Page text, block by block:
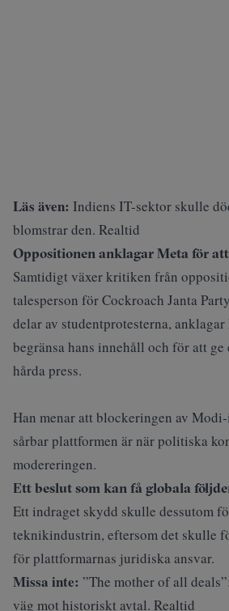
Läs även: Indiens IT-sektor skulle
blomstrar den. Realtid
Oppositionen anklagar Meta för
Samtidigt växer kritiken från
talesperson för Cockroach Janta
delar av studentprotesterna,
begränsa hans innehåll och för att
hårda press.
Han menar att blockeringen av
sårbar plattformen är när politiska
modereringen.
Ett beslut som kan få globala
Ett indraget skydd skulle dessutom
teknikindustrin, eftersom det skulle
för plattformarnas juridiska ansvar.
Missa inte: ”The mother of all
väg mot historiskt avtal. Realtid